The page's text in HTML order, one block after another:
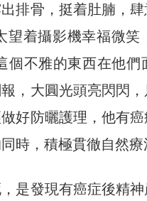
排骨，挺着肚腩，肆
望着攝影機幸福微笑
個不雅的東西在他們
，大圓光頭亮閃閃
好防曬護理，他有
時，積極貫徹自然療
是發現有癌症後精